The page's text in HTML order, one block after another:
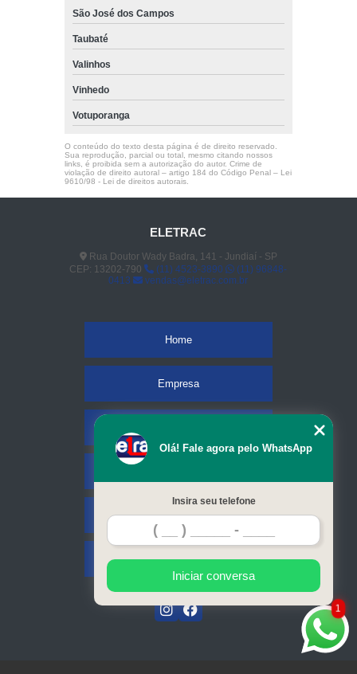
São José dos Campos
Taubaté
Valinhos
Vinhedo
Votuporanga
O conteúdo do texto desta página é de direito reservado.
Sua reprodução, parcial ou total, mesmo citando nossos
links, é proibida sem a autorização do autor. Crime de
violação de direito autoral – artigo 184 do Código Penal – Lei
9610/98 - Lei de direitos autorais.
ELETRAC
Rua Doutor Wady Badra, 141 - Jundiaí - SP
CEP: 13202-790
(11) 4523-3890
(11) 96848-
0413
vendas@eletrac.com.br
Home
Empresa
Contato
Mapa do site
1
Olá! Fale agora pelo WhatsApp
Insira seu telefone
Iniciar conversa